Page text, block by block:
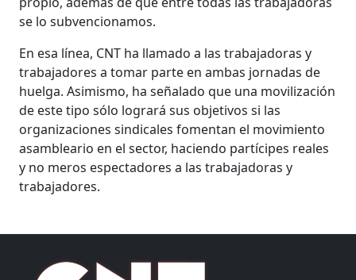
se lo subvencionamos.
En esa línea, CNT ha llamado a las trabajadoras y
trabajadores a tomar parte en ambas jornadas de
huelga. Asimismo, ha señalado que una movilización
de este tipo sólo logrará sus objetivos si las
organizaciones sindicales fomentan el movimiento
asambleario en el sector, haciendo partícipes reales
y no meros espectadores a las trabajadoras y
trabajadores.